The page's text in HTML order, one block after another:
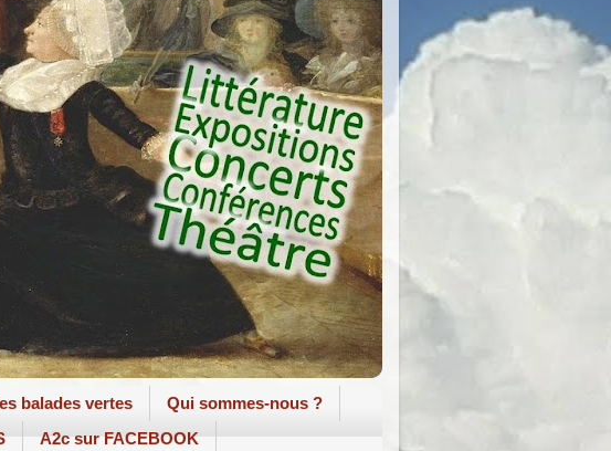
balades vertes
Qui sommes-nous ?
A2c sur FACEBOOK